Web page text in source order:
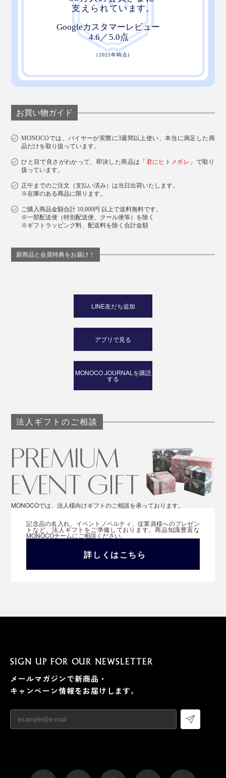
お買い物ガイド
MONOCOでは、バイヤーが実際に3週間以上使い、本当に満足した商
品だけを取り扱っています。
ひと目で良さがわかって、即決した商品は「 君にヒトメボレ 」で取り
扱っています。
正午までのご注文（支払い済み）は当日出荷いたします。
※在庫のある商品に限ります。
ご購入商品金額合計 10,000円 以上で送料無料です。
※一部配送便（特別配送便、クール便等）を除く
※ギフトラッピング料、配送料を除く合計金額
新商品と会員特典をお届け！
LINE友だち追加
アプリで見る
MONOCO JOURNALを購読
する
法人ギフトのご相談
MONOCOでは、法人様向けギフトのご相談を承っております。
記念品の名入れ、イベントノベルティ、従業員様へのプレゼン
トなど、法人ギフトをご準備しております。商品知識豊富な
MONOCOチームにご相談ください。
詳しくはこちら
SIGN UP FOR OUR NEWSLETTER
メールマガジンで新商品・
キャンペーン情報をお届けします。